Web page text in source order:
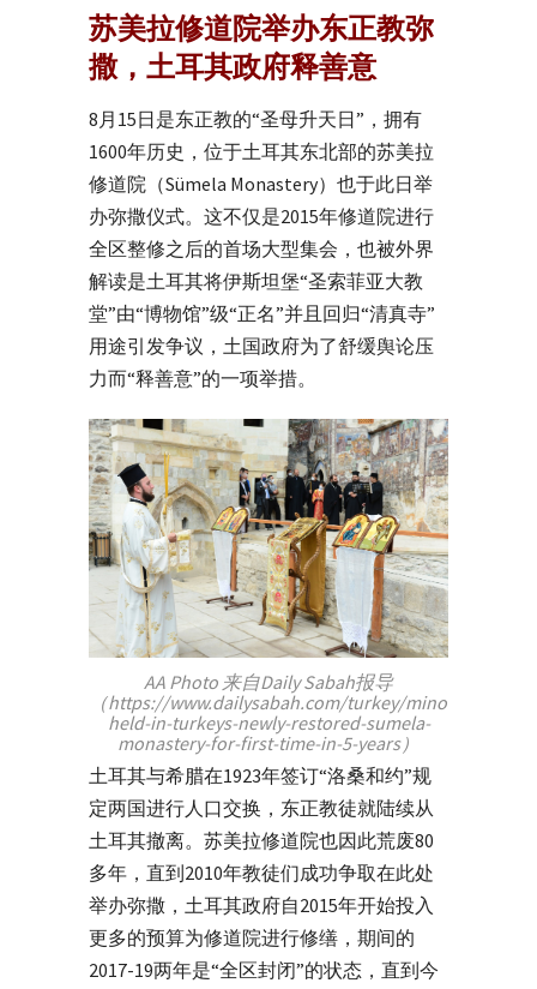
苏美拉修道院举办东正教弥
撒，土耳其政府释善意
8月15日是东正教的“圣母升天日”，拥有
1600年历史，位于土耳其东北部的苏美拉
修道院（Sümela Monastery）也于此日举
办弥撒仪式。这不仅是2015年修道院进行
全区整修之后的首场大型集会，也被外界
解读是土耳其将伊斯坦堡“圣索菲亚大教
堂”由“博物馆”级“正名”并且回归“清真寺”
用途引发争议，土国政府为了舒缓舆论压
力而“释善意”的一项举措。
AA Photo 来自Daily Sabah报导
（https://www.dailysabah.com/turkey/minorities/
held-in-turkeys-newly-restored-sumela-
monastery-for-first-time-in-5-years）
土耳其与希腊在1923年签订“洛桑和约”规
定两国进行人口交换，东正教徒就陆续从
土耳其撤离。苏美拉修道院也因此荒废80
多年，直到2010年教徒们成功争取在此处
举办弥撒，土耳其政府自2015年开始投入
更多的预算为修道院进行修缮，期间的
2017-19两年是“全区封闭”的状态，直到今